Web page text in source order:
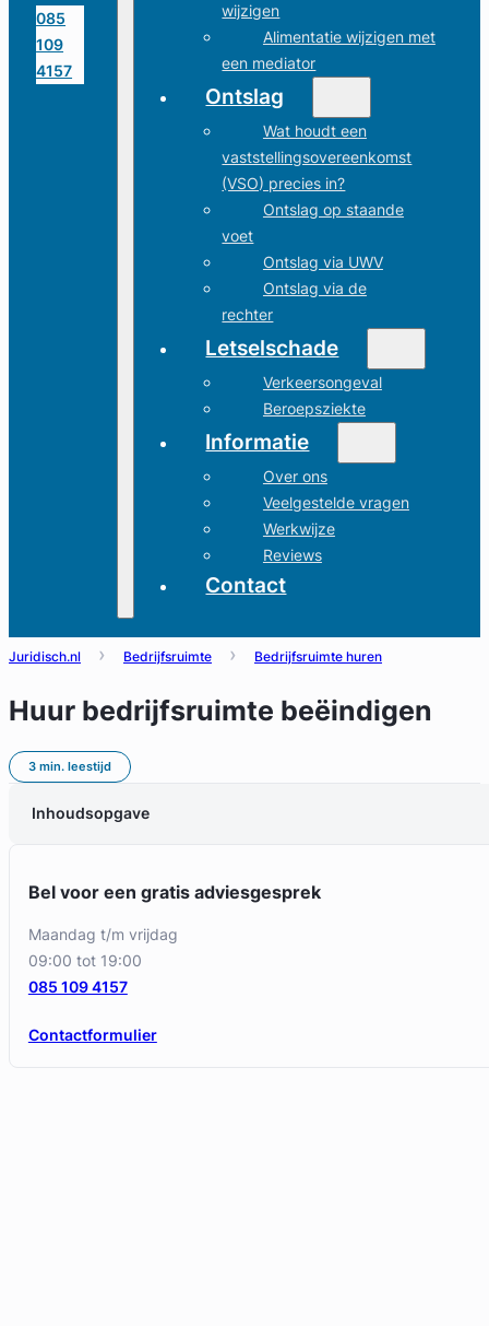
085
109
4157
wijzigen
Alimentatie wijzigen met
een mediator
Ontslag
Wat houdt een
vaststellingsovereenkomst
(VSO) precies in?
Ontslag op staande
voet
Ontslag via UWV
Ontslag via de
rechter
Letselschade
Verkeersongeval
Beroepsziekte
Informatie
Over ons
Veelgestelde vragen
Werkwijze
Reviews
Contact
Juridisch.nl Bedrijfsruimte Bedrijfsruimte huren
Huur bedrijfsruimte beëindigen
3 min. leestijd
Inhoudsopgave
Bel voor een gratis adviesgesprek
maandag t/m vrijdag
09:00 tot 19:00
Contactformulier
085 109 4157